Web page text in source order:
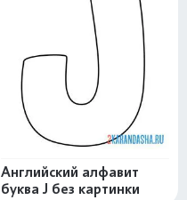
Английский алфавит
буква J без картинки